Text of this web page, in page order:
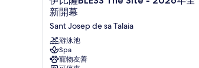
比
薩
BLESS
The
Site
-
新開幕
Sant Josep de sa Talaia
游泳池
Spa
寵物友善